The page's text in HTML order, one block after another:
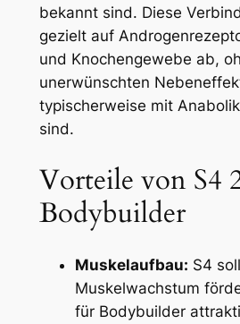
bekannt sind. Diese
gezielt auf
und Knochengewebe ab,
unerwünschten
typischerweise mit
sind.
Vorteile von S4
Bodybuilder
Muskelaufbau: S4
Muskelwachstum
für Bodybuilder